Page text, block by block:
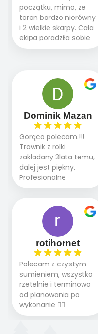
początku, mimo, że
teren bardzo nierówny
i 2 wielkie skarpy. Cała
ekipa poradziła sobie
WSPANIALE od
panowie wiedzą co
robią. Wszystko poszło
sprawnie i szybko.
Doradztwo w
pielęgnacji trawnika
teraz i na późniejszym
etapie jest dużym
plusem. Teraz razem
z dzieckiem i małym
pieskiem cieszymy się
pięknym trawnikiem :)
A trawa robi efekt
Dominik Mazan
Gorąco polecam.!!!
Trawnik z rolki
zakładany 3lata temu,
dalej jest piękny.
Profesjonalne
podejście do pracy,
2 zlecenia na rolkę.
Polecam.
rotihornet
Polecam z czystym
sumieniem, wszystko
rzetelnie i terminowo
od planowania po
wykonanie 👍🏻